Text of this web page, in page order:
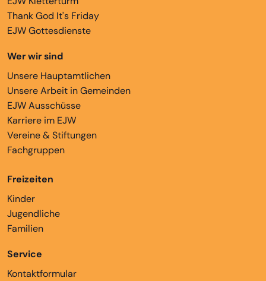
Thank God It's Friday
EJW Gottesdienste
Wer wir sind
Unsere Hauptamtlichen
Unsere Arbeit in Gemeinden
EJW Ausschüsse
Karriere im EJW
Vereine & Stiftungen
Fachgruppen
Freizeiten
Kinder
Jugendliche
Familien
Service
Kontaktformular